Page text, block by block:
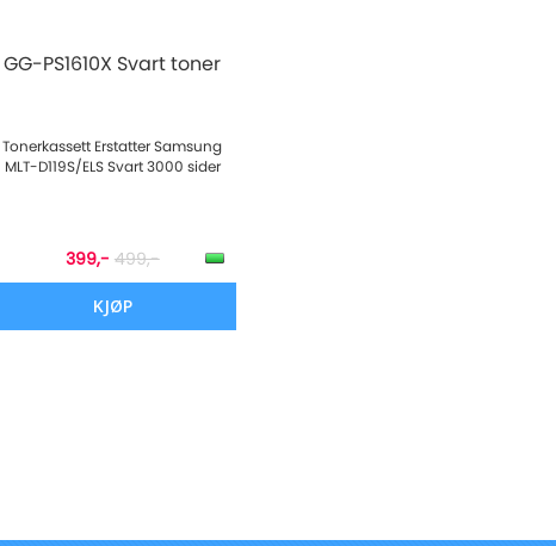
GG-PS1610X Svart toner
Tonerkassett Erstatter Samsung
MLT-D119S/ELS Svart 3000 sider
399,- 499,-
KJØP